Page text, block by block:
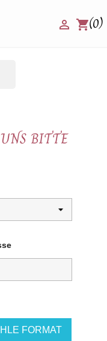
shopping_cart(0)

BITTE
FORMAT